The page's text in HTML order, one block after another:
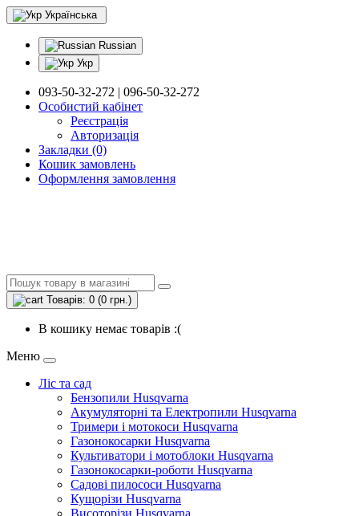
Українська
Russian
Укр
093-50-32-272 | 096-50-32-272
Особистий кабінет
Реєстрація
Авторизація
Закладки (0)
Кошик замовлень
Оформлення замовлення
Товарів: 0 (0 грн.)
В кошику немає товарів :(
Меню
Ліс та сад
Бензопили Husqvarna
Акумуляторні та Електропили Husqvarna
Тримери і мотокоси Husqvarna
Газонокосарки Husqvarna
Культиватори і мотоблоки Husqvarna
Газонокосарки-роботи Husqvarna
Садові пилососи Husqvarna
Кущорізи Husqvarna
Висоторізи Husqvarna